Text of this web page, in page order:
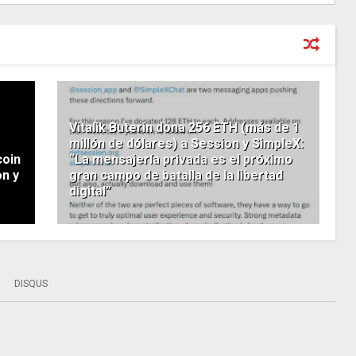
y
Vitalik Buterin dona 256 ETH (más de 1
millón de dólares) a Session y SimpleX:
“La mensajería privada es el próximo
gran campo de batalla de la libertad
digital”
DISQUS